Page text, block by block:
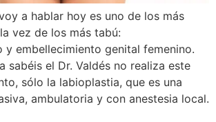
a hablar hoy es uno de los más
vez de los más tabú:
y embellecimiento genital femenino.
sabéis el Dr. Valdés no realiza este
sólo la labioplastia, que es una
ambulatoria y con anestesia local.